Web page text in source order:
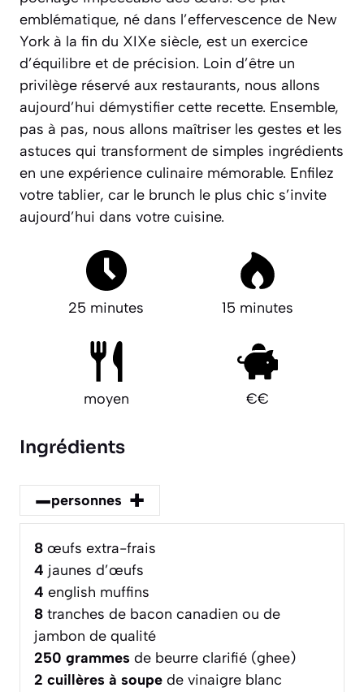
emblématique, né dans l’effervescence de New
York à la fin du XIXe siècle, est un exercice
d’équilibre et de précision. Loin d’être un
privilège réservé aux restaurants, nous allons
aujourd’hui démystifier cette recette. Ensemble,
pas à pas, nous allons maîtriser les gestes et les
astuces qui transforment de simples ingrédients
en une expérience culinaire mémorable. Enfilez
votre tablier, car le brunch le plus chic s’invite
aujourd’hui dans votre cuisine.
25 minutes 15 minutes
moyen €€
Ingrédients
–personnes +
8 œufs extra-frais
4 jaunes d’œufs
4 english muffins
8 tranches de bacon canadien ou de
jambon de qualité
250 grammes de beurre clarifié (ghee)
2 cuillères à soupe de vinaigre blanc